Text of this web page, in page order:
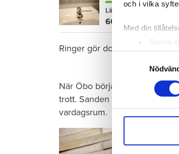
och i vilka
Med din
Samla
Ta reda på
eller dra
sociala medier
till de sociala
Läs också
600 kronor dyrare
Ringer gör dock grannen
När Öbo börjar undersöka
trott. Sanden under golvet
vardagsrum.